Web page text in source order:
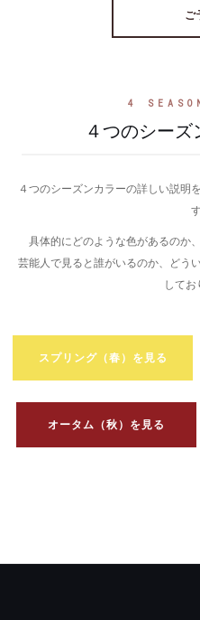
ご
4
４つのシーズ
４つのシーズンカラーの詳しい説明
具体的にどのような色があるのか
芸能人で見ると誰がいるのか、どう
してお
スプリング（春）を見る
オータム（秋）を見る